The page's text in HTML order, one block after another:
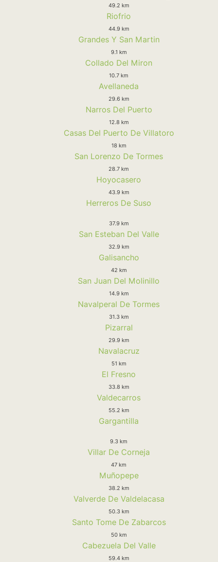
49.2 km
Riofrio
44.9 km
Grandes Y San Martin
9.1 km
Collado Del Miron
10.7 km
Avellaneda
29.6 km
Narros Del Puerto
12.8 km
Casas Del Puerto De Villatoro
18 km
San Lorenzo De Tormes
28.7 km
Hoyocasero
43.9 km
Herreros De Suso
37.9 km
San Esteban Del Valle
32.9 km
Galisancho
42 km
San Juan Del Molinillo
14.9 km
Navalperal De Tormes
31.3 km
Pizarral
29.9 km
Navalacruz
51 km
El Fresno
33.8 km
Valdecarros
55.2 km
Gargantilla
9.3 km
Villar De Corneja
47 km
Muñopepe
38.2 km
Valverde De Valdelacasa
50.3 km
Santo Tome De Zabarcos
50 km
Cabezuela Del Valle
59.4 km